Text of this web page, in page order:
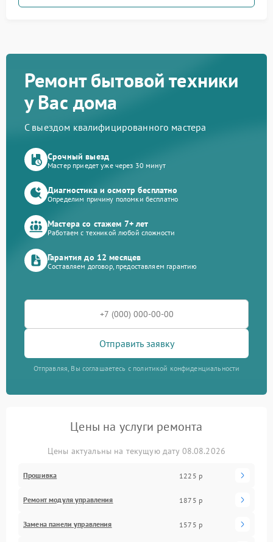
Ремонт бытовой техники
у Вас дома
С выездом квалифицированного мастера
Срочный выезд
Мастер приедет уже через 30 минут
Диагностика и осмотр бесплатно
Определим причину поломки бесплатно
Мастера со стажем 7+ лет
Работаем с техникой любой сложности
Гарантия до 12 месяцев
Составляем договор, предоставляем гарантию
Отправить заявку
Отправляя, Вы соглашаетесь с политикой конфиденциальности
Цены на услуги ремонта
Цены актуальны на текущую дату 08.08.2026
Прошивка 1225 р
Ремонт модуля управления 1875 р
Замена панели управления 1575 р